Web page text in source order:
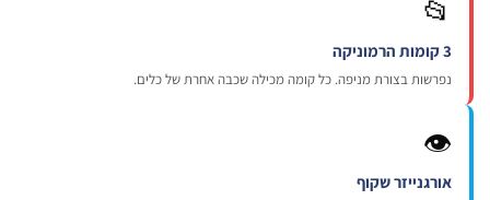
בצורת מניפה. כל קומה מכילה שכבה אחרת של כלים.
שקוף